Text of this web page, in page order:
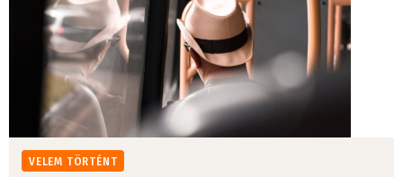
VELEM TÖRTÉNT